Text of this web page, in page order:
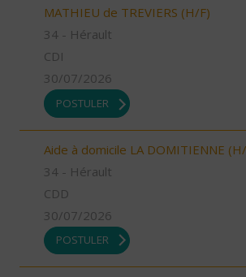
MATHIEU de TREVIERS (H/F)
34 - Hérault
CDI
30/07/2026
POSTULER
Aide à domicile LA DOMITIENNE
34 - Hérault
CDD
30/07/2026
POSTULER